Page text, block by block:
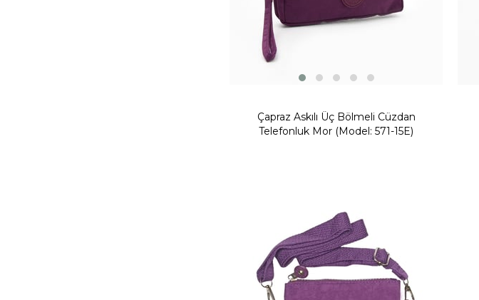
Çapraz Askılı Üç Bölmeli Cüzdan
Telefonluk Mor (Model: 571-15E)
Fırsat Ürünü